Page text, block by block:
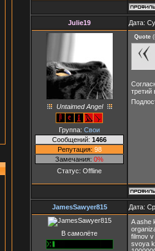
Julie19 Дата:
Untaimed Angel
Группа: Свои
Сообщений: 1466
Репутация: 98
Замечания: 0%
Статус: Offline
Quote (
третий
JamesSawyer815 Дата:
В самолёте
A ashe
filmov
svoya